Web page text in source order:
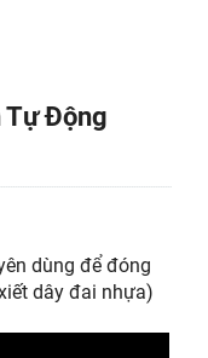
Tự Động
dùng để đóng
dây đai nhựa)